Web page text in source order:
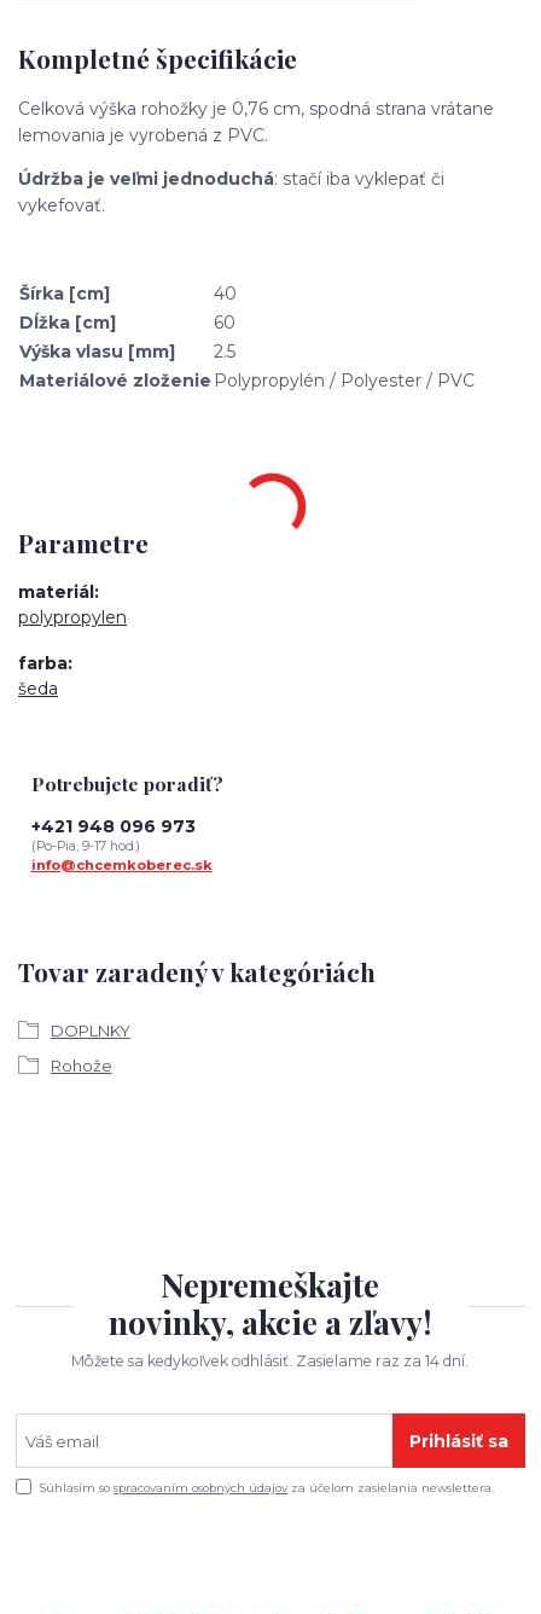
Kompletné špecifikácie
Celková výška rohožky je 0,76 cm, spodná strana vrátane
lemovania je vyrobená z PVC.
Údržba je veľmi jednoduchá: stačí iba vyklepať či
vykefovať.
Šírka [cm]
40
Dĺžka [cm]
60
Výška vlasu [mm]
2.5
Materiálové zloženie Polypropylén / Polyester / PVC
Parametre
materiál
polypropylen
farba
šeda
Tovar zaradený v kategóriách
DOPLNKY
Rohože
Potrebujete poradiť?
+421 948 096 973
(Po-Pia, 9-17 hod.)
info@chcemkoberec.sk
Nepremeškajte
novinky, akcie a zľavy!
Môžete sa kedykoľvek odhlásiť. Zasielame raz za 14 dní.
Prihlásiť sa
Súhlasím sospracovaním osobných údajov za účelom zasielania newslettera.